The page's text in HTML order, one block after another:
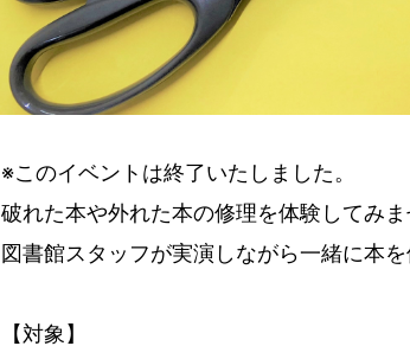
※このイベントは終了いたしました。
破れた本や外れた本の修理を体験してみま
図書館スタッフが実演しながら一緒に本を
【対象】